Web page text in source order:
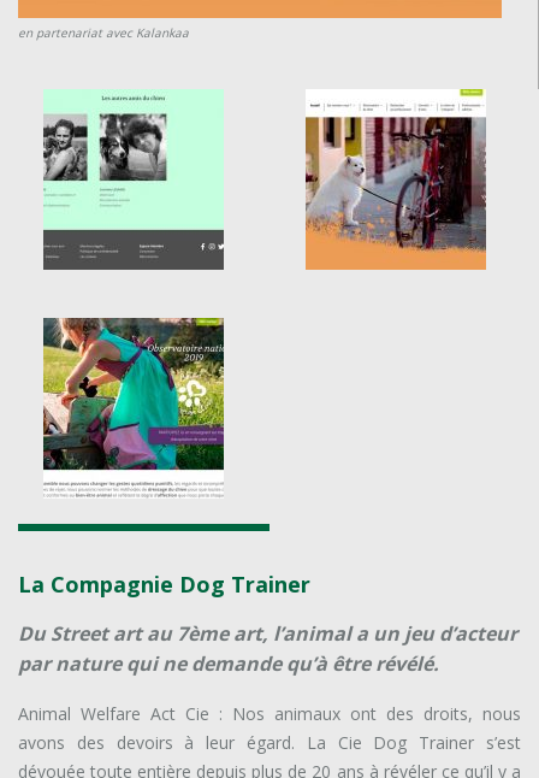
en partenariat avec Kalankaa
La Compagnie Dog Trainer
Du Street art au 7ème art, l’animal a un jeu d’acteur
par nature qui ne demande qu’à être révélé.
Animal Welfare Act Cie : Nos animaux ont des droits, nous
avons des devoirs à leur égard. La Cie Dog Trainer s’est
dévouée toute entière depuis plus de 20 ans à révéler ce qu’il y a